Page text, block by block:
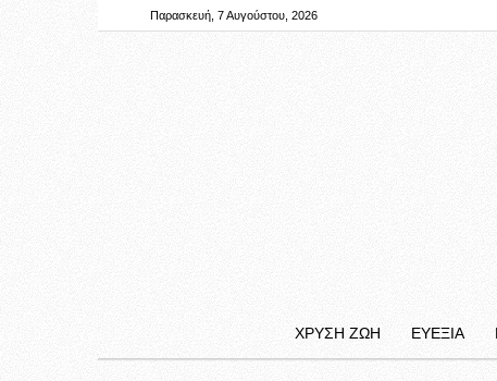
Παρασκευή, 7 Αυγούστου, 2026
ΧΡΥΣΗ ΖΩΗ ΕΥΕΞΙΑ